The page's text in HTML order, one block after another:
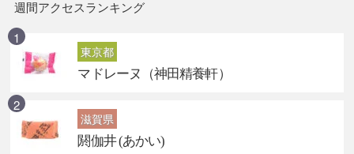
週間アクセスランキング
東京都
マドレーヌ（神田精養軒）
滋賀県
閼伽井 (あかい)